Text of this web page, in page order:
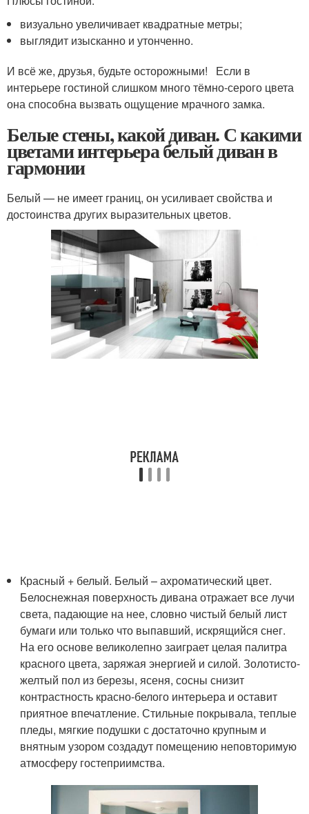
визуально увеличивает квадратные метры;
выглядит изысканно и утонченно.
И всё же, друзья, будьте осторожными! Если в
интерьере гостиной слишком много тёмно-серого цвета
она способна вызвать ощущение мрачного замка.
Белые стены, какой диван. С какими
цветами интерьера белый диван в
гармонии
Белый — не имеет границ, он усиливает свойства и
достоинства других выразительных цветов.
Красный + белый. Белый – ахроматический цвет.
Белоснежная поверхность дивана отражает все лучи
света, падающие на нее, словно чистый белый лист
бумаги или только что выпавший, искрящийся снег.
На его основе великолепно заиграет целая палитра
красного цвета, заряжая энергией и силой. Золотисто-
желтый пол из березы, ясеня, сосны снизит
контрастность красно-белого интерьера и оставит
приятное впечатление. Стильные покрывала, теплые
пледы, мягкие подушки с достаточно крупным и
внятным узором создадут помещению неповторимую
атмосферу гостеприимства.